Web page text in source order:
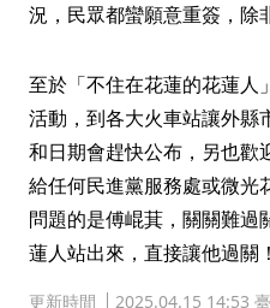
況，民眾都蠻願意重簽，除
至於「不住在花蓮的花蓮人
活動，到各大火車站讓外縣
和日期會趕快公布，另也歡
給任何民進黨服務處或微光
問題的是傅崐萁，關關難過
蓮人站出來，直接讓他過關
更新時間 2025.04.15 14:53